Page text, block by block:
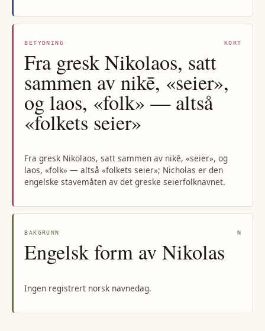
BETYDNING KORT
Fra gresk Nikolaos, satt
sammen av nikē, «seier»,
og laos, «folk» — altså
«folkets seier»
Fra gresk Nikolaos, satt sammen av nikē, «seier», og
laos, «folk» — altså «folkets seier»; Nicholas er den
engelske stavemåten av det greske seierfolknavnet.
BAKGRUNN N
Engelsk form av Nikolas
Ingen registrert norsk navnedag.